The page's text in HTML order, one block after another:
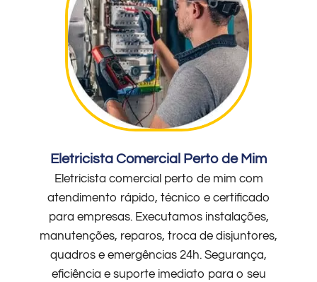
Eletricista Comercial Perto de Mim
Eletricista comercial perto de mim com
atendimento rápido, técnico e certificado
para empresas. Executamos instalações,
manutenções, reparos, troca de disjuntores,
quadros e emergências 24h. Segurança,
eficiência e suporte imediato para o seu